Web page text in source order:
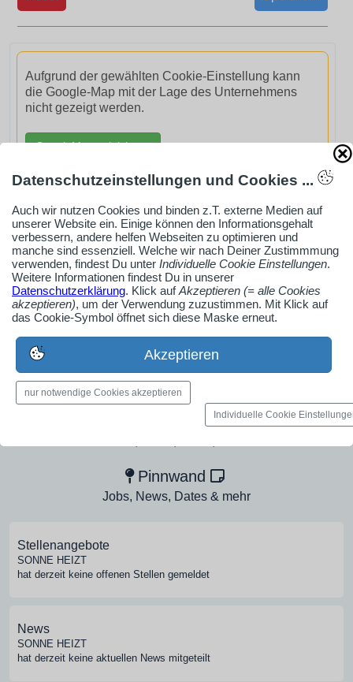
Aufgrund der gewählten Cookie-Einstellung kann
die Google-Map mit der Lage des Unternehmens
nicht gezeigt werden.
GoogleMaps aktivieren
AdSense smARTe inArticle-Anzeige aktivieren
Ob Solo-Selbsständiger, Handwerksbetrieb oder
Industrieunternehmen
Erstelle jetzt ein gratis Firmenprofil für dein Unternehmen:
jetzt registrieren
Medien-Galerie
Pinnwand
Jobs, News, Dates & mehr
Stellenangebote
SONNE HEIZT
hat derzeit keine offenen Stellen gemeldet
News
SONNE HEIZT
hat derzeit keine aktuellen News mitgeteilt
Datenschutzeinstellungen und Cookies ...
Auch wir nutzen Cookies und binden z.T. externe Medien auf
unserer Website ein. Einige können den Informationsgehalt
verbessern, andere helfen Webseiten zu optimieren und
manche sind essenziell. Welche wir nach Deiner Zustimmmung
verwenden, findest Du unter Individuelle Cookie Einstellungen.
Weitere Informationen findest Du in unserer
Datenschutzerklärung. Klick aufAkzeptieren (= alle Cookies
akzeptieren), um der Verwendung zuzustimmen. Mit Klick auf
das Cookie-Symbol öffnet sich diese Maske erneut.
Akzeptieren
nur notwendige Cookies akzeptieren
Individuelle Cookie